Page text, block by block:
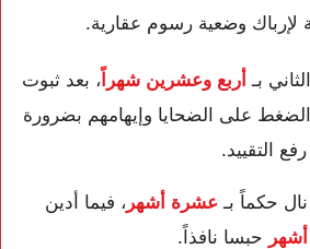
لإرباك وضعية رسوم عقارية.
بـ أربع وعشرين شهراً ، بعد ثبوت
على الضحايا وإيهامهم بضرورة
التقييد.
نال حكماً بـ عشرة أشهر ، فيما أدين
أشهر حبسا نافذاً.